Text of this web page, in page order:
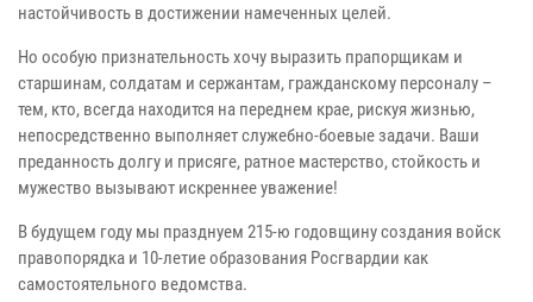
настойчивость в достижении намеченных целей.
Но особую признательность хочу выразить прапорщикам и
старшинам, солдатам и сержантам, гражданскому персоналу –
тем, кто, всегда находится на переднем крае, рискуя жизнью,
непосредственно выполняет служебно-боевые задачи. Ваши
преданность долгу и присяге, ратное мастерство, стойкость и
мужество вызывают искреннее уважение!
В будущем году мы празднуем 215-ю годовщину создания войск
правопорядка и 10-летие образования Росгвардии как
самостоятельного ведомства.